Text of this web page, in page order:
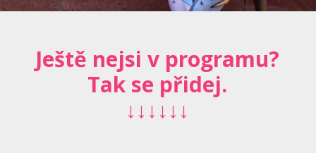
Ještě nejsi v programu?
Tak se přidej.
↓↓↓↓↓↓